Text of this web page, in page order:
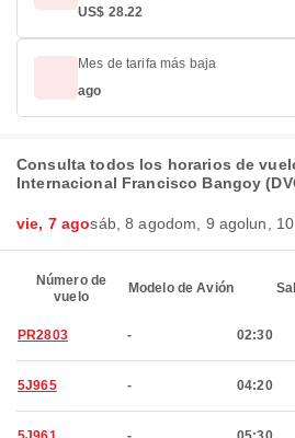
US$ 28.22
Mes de tarifa más baja
ago
Consulta todos los horarios de
Internacional Francisco Bangoy
vie, 7 agosáb, 8 agodom, 9 agolun,
Número de
vuelo
Modelo de Avión
PR2803 - 02:30
5J965 - 04:20